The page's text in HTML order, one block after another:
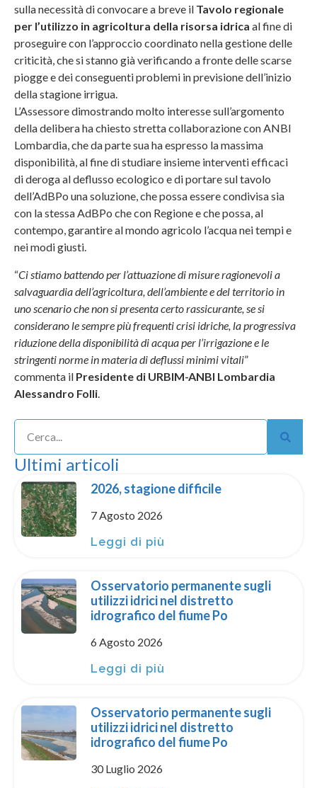
sulla necessità di convocare a breve il Tavolo regionale
per l’utilizzo in agricoltura della risorsa idrica al fine di
proseguire con l’approccio coordinato nella gestione delle
criticità, che si stanno già verificando a fronte delle scarse
piogge e dei conseguenti problemi in previsione dell’inizio
della stagione irrigua.
L’Assessore dimostrando molto interesse sull’argomento
della delibera ha chiesto stretta collaborazione con ANBI
Lombardia, che da parte sua ha espresso la massima
disponibilità, al fine di studiare insieme interventi efficaci
di deroga al deflusso ecologico e di portare sul tavolo
dell’AdBPo una soluzione, che possa essere condivisa sia
con la stessa AdBPo che con Regione e che possa, al
contempo, garantire al mondo agricolo l’acqua nei tempi e
nei modi giusti.
“Ci stiamo battendo per l’attuazione di misure ragionevoli a
salvaguardia dell’agricoltura, dell’ambiente e del territorio in
uno scenario che non si presenta certo rassicurante, se si
considerano le sempre più frequenti crisi idriche, la progressiva
riduzione della disponibilità di acqua per l’irrigazione e le
stringenti norme in materia di deflussi minimi vitali”
commenta il Presidente di URBIM-ANBI Lombardia
Alessandro Folli.
Ultimi articoli
2026, stagione difficile
7 Agosto 2026
Leggi di più
Osservatorio permanente sugli
utilizzi idrici nel distretto
idrografico del fiume Po
6 Agosto 2026
Leggi di più
Osservatorio permanente sugli
utilizzi idrici nel distretto
idrografico del fiume Po
30 Luglio 2026